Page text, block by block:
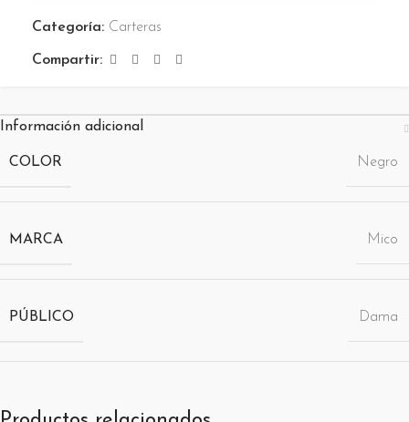
Categoría: Carteras
Compartir:
Información adicional
COLOR Negro
MARCA Mico
PÚBLICO Dama